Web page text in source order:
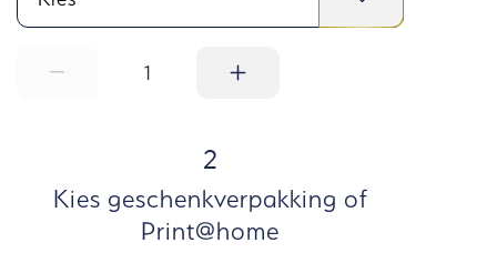
1
2
Kies geschenkverpakking of
Print@home